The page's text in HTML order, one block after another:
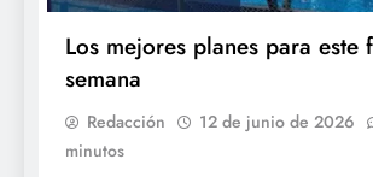
Los mejores planes para este
semana
Redacción 12 de junio de 2026
minutos